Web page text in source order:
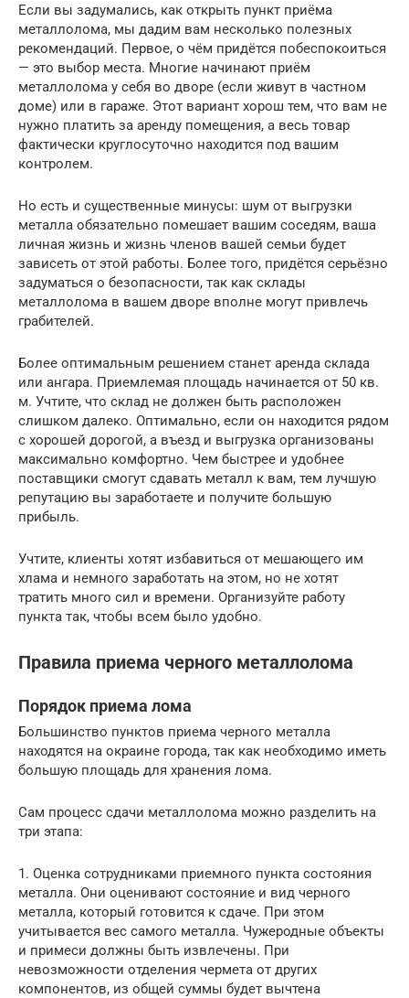
Если вы задумались, как открыть пункт приёма
металлолома, мы дадим вам несколько полезных
рекомендаций. Первое, о чём придётся побеспокоиться
— это выбор места. Многие начинают приём
металлолома у себя во дворе (если живут в частном
доме) или в гараже. Этот вариант хорош тем, что вам не
нужно платить за аренду помещения, а весь товар
фактически круглосуточно находится под вашим
контролем.
Но есть и существенные минусы: шум от выгрузки
металла обязательно помешает вашим соседям, ваша
личная жизнь и жизнь членов вашей семьи будет
зависеть от этой работы. Более того, придётся серьёзно
задуматься о безопасности, так как склады
металлолома в вашем дворе вполне могут привлечь
грабителей.
Более оптимальным решением станет аренда склада
или ангара. Приемлемая площадь начинается от 50 кв.
м. Учтите, что склад не должен быть расположен
слишком далеко. Оптимально, если он находится рядом
с хорошей дорогой, а въезд и выгрузка организованы
максимально комфортно. Чем быстрее и удобнее
поставщики смогут сдавать металл к вам, тем лучшую
репутацию вы заработаете и получите большую
прибыль.
Учтите, клиенты хотят избавиться от мешающего им
хлама и немного заработать на этом, но не хотят
тратить много сил и времени. Организуйте работу
пункта так, чтобы всем было удобно.
Правила приема черного металлолома
Порядок приема лома
Большинство пунктов приема черного металла
находятся на окраине города, так как необходимо иметь
большую площадь для хранения лома.
Сам процесс сдачи металлолома можно разделить на
три этапа:
1. Оценка сотрудниками приемного пункта состояния
металла. Они оценивают состояние и вид черного
металла, который готовится к сдаче. При этом
учитывается вес самого металла. Чужеродные объекты
и примеси должны быть извлечены. При
невозможности отделения чермета от других
компонентов, из общей суммы будет вычтена